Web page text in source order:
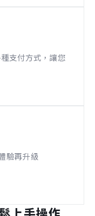
支付方式，讓您
驗再升級